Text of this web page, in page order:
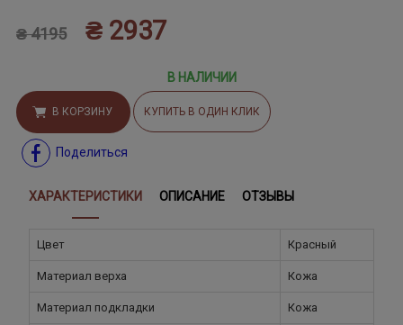
₴ 4195 ₴ 2937
В НАЛИЧИИ
В КОРЗИНУ КУПИТЬ В ОДИН КЛИК
Поделиться
ХАРАКТЕРИСТИКИ ОПИСАНИЕ ОТЗЫВЫ
Цвет Красный
Материал верха Кожа
Материал подкладки Кожа